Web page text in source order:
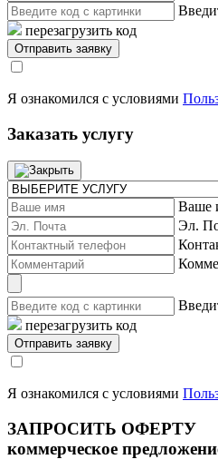
перезагрузить код
Я ознакомился с условиями
Заказать услугу
Ваше
Эл.
перезагрузить код
Я ознакомился с условиями
ЗАПРОСИТЬ ОФЕРТУ
коммерческое